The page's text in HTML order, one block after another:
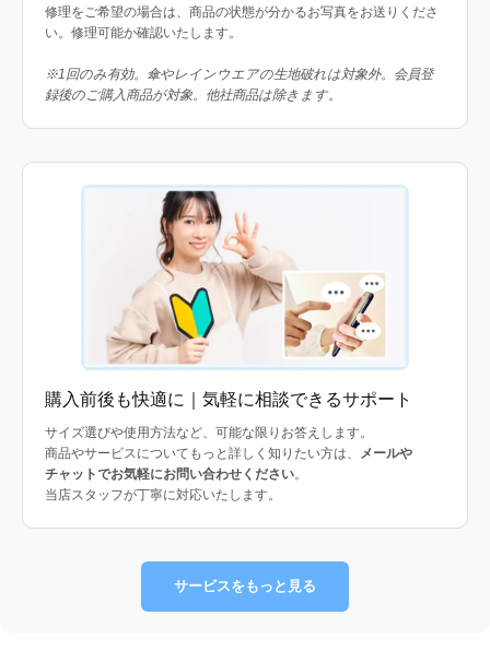
修理をご希望の場合は、商品の状態が分かるお写真をお送りくださ
い。修理可能か確認いたします。
※1回のみ有効。傘やレインウエアの生地破れは対象外。会員登
録後のご購入商品が対象。他社商品は除きます。
購入前後も快適に｜気軽に相談できるサポート
サイズ選びや使用方法など、可能な限りお答えします。
商品やサービスについてもっと詳しく知りたい方は、
メールや
チャットでお気軽にお問い合わせください。
当店スタッフが丁寧に対応いたします。
サービスをもっと見る